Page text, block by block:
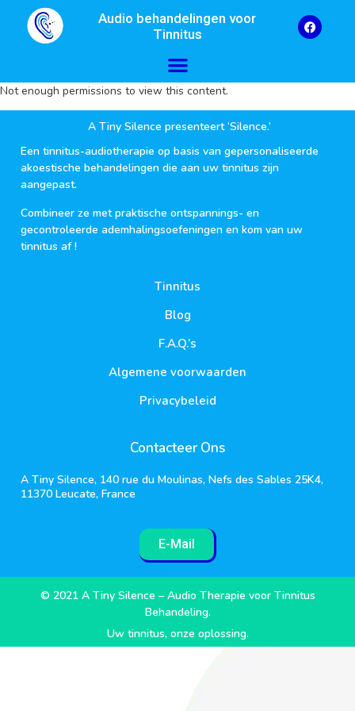
Audio behandelingen voor
Tinnitus
Not enough permissions to view this content.
A Tiny Silence presenteert ‘Silence.’
Een tinnitus-audiotherapie op basis van gepersonaliseerde
akoestische behandelingen die aan uw tinnitus zijn
aangepast.
Combineer ze met praktische ontspannings- en
gecontroleerde ademhalingsoefeningen en kom van uw
tinnitus af !
Tinnitus
Blog
F.A.Q.’s
Algemene voorwaarden
Privacybeleid
Contacteer Ons
A Tiny Silence, 140 rue du Moulinas, Nefs des Sables 25K4,
11370 Leucate, France
E-Mail
© 2021 A Tiny Silence – Audio Therapie voor Tinnitus
Behandeling.
Uw tinnitus, onze oplossing.